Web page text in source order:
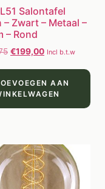
Salontafel
– Zwart – Metaal –
– Rond
€199,00 Incl b.t.w
AAN